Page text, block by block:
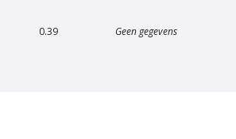
0.39 Geen gegevens